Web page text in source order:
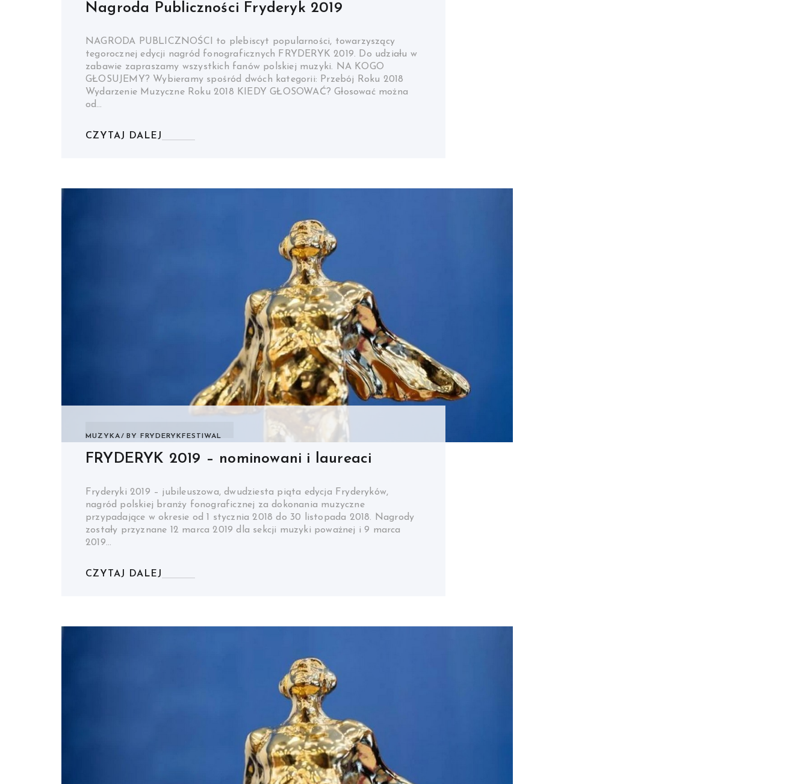
Nagroda Publiczności Fryderyk 2019
NAGRODA PUBLICZNOŚCI to plebiscyt popularności, towarzyszący
tegorocznej edycji nagród fonograficznych FRYDERYK 2019. Do udziału w
zabawie zapraszamy wszystkich fanów polskiej muzyki. NA KOGO
GŁOSUJEMY? Wybieramy spośród dwóch kategorii: Przebój Roku 2018
Wydarzenie Muzyczne Roku 2018 KIEDY GŁOSOWAĆ? Głosować można
od…
CZYTAJ DALEJ
MUZYKA BY FRYDERYKFESTIWAL
FRYDERYK 2019 – nominowani i laureaci
Fryderyki 2019 – jubileuszowa, dwudziesta piąta edycja Fryderyków,
nagród polskiej branży fonograficznej za dokonania muzyczne
przypadające w okresie od 1 stycznia 2018 do 30 listopada 2018. Nagrody
zostały przyznane 12 marca 2019 dla sekcji muzyki poważnej i 9 marca
2019…
CZYTAJ DALEJ